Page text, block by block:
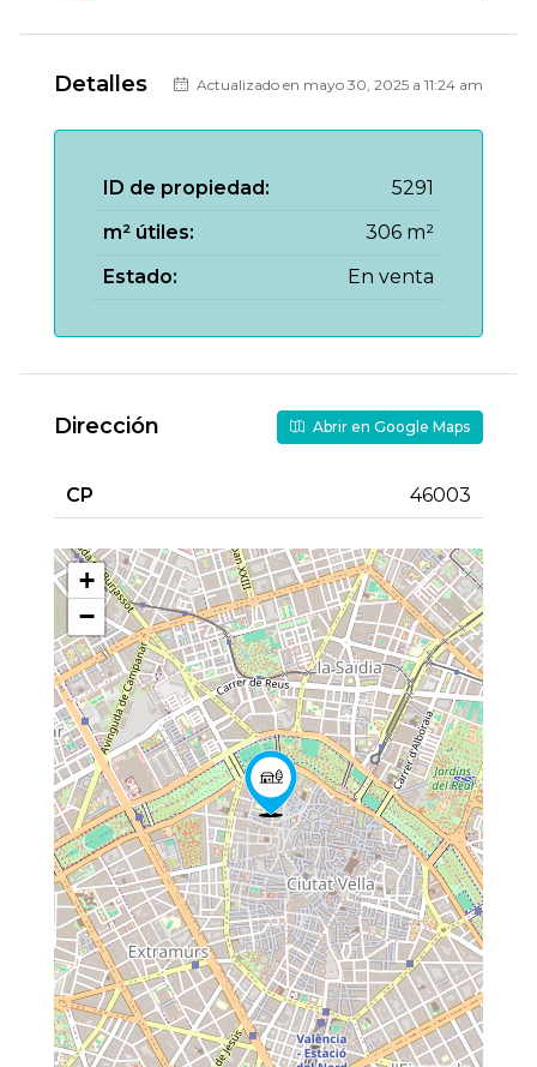
Detalles Actualizado en mayo 30, 2025 a 11:24 am
ID de propiedad:
5291
m² útiles:
306 m²
Estado:
En venta
Dirección Abrir en Google Maps
CP 46003
+
−